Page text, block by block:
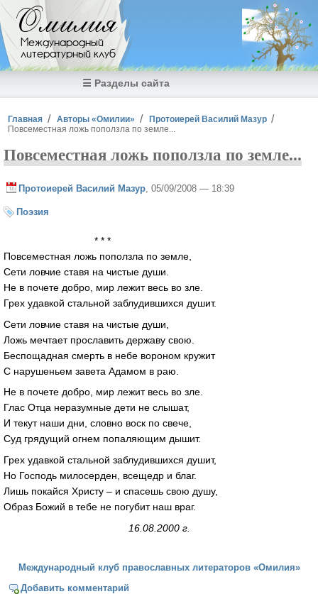
Перейти к основному содержанию
Омилия
Международный
литературный клуб
☰ Разделы сайта
Вы здесь
Главная Авторы «Омилии»
Протоиерей Василий Мазур
Повсеместная ложь поползла по земле...
Повсеместная ложь поползла по земле...
Протоиерей Василий Мазур , 05/09/2008 — 18:39
Поэзия
* * *
Повсеместная ложь поползла по земле,
Сети ловчие ставя на чистые души.
Не в почете добро, мир лежит весь во зле.
Грех удавкой стальной заблудившихся душит.
Сети ловчие ставя на чистые души,
Ложь мечтает прославить державу свою.
Беспощадная смерть в небе вороном кружит
С нарушеньем завета Адамом в раю.
Не в почете добро, мир лежит весь во зле.
Глас Отца неразумные дети не слышат,
И текут наши дни, словно воск по свече,
Суд грядущий огнем попаляющим дышит.
Грех удавкой стальной заблудившихся душит,
Но Господь милосерден, всещедр и благ.
Лишь покайся Христу – и спасешь свою душу,
Образ Божий в тебе не погубит наш враг.
16.08.2000 г.
Международный клуб православных литераторов «Омилия»
Добавить комментарий